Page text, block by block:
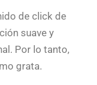
de click de
suave y
Por lo tanto,
grata.